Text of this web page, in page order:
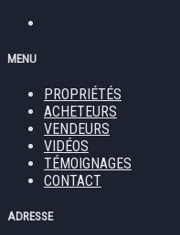
MENU
PROPRIÉTÉS
ACHETEURS
VENDEURS
VIDÉOS
TÉMOIGNAGES
CONTACT
ADRESSE